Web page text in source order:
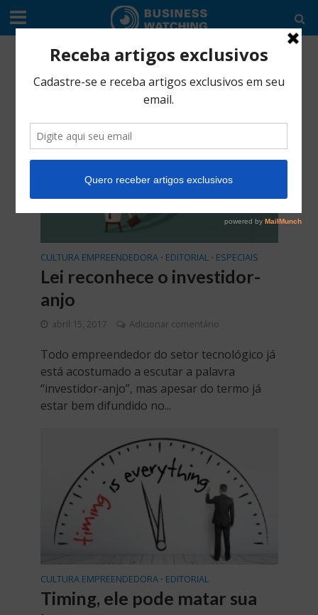
Categoria -Cultura empreendedora
CULTURA EMPREENDEDORA • EDITORIAL • ESPECIAIS
Lei reconhece o investidor-
anjo
abril 15, 2017 Adicionar comentário
Todo empreendedor do setor tecnológico já
está acostumado a escutar a palavra
“investidor-anjo”, mas apesar do termo já
estar bem difundido no...
CULTURA EMPREENDEDORA • EDITORIAL
Timing, ele pode matar sua